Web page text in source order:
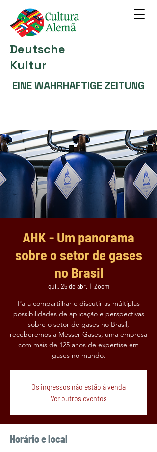
Deutsche
Kultur
EINE WAHRHAFTIGE ZEITUNG
AHK - Um panorama
sobre o setor de gases
no Brasil
qui., 25 de abr.
  |
Zoom
Para compartilhar e discutir as múltiplas
possibilidades de aplicação e perspectivas
sobre o setor de gases no Brasil,
receberemos a Messer Gases, uma empresa
com mais de 125 anos de expertise em
gases no mundo.
Os ingressos não estão à venda
Ver outros eventos
Horário e local